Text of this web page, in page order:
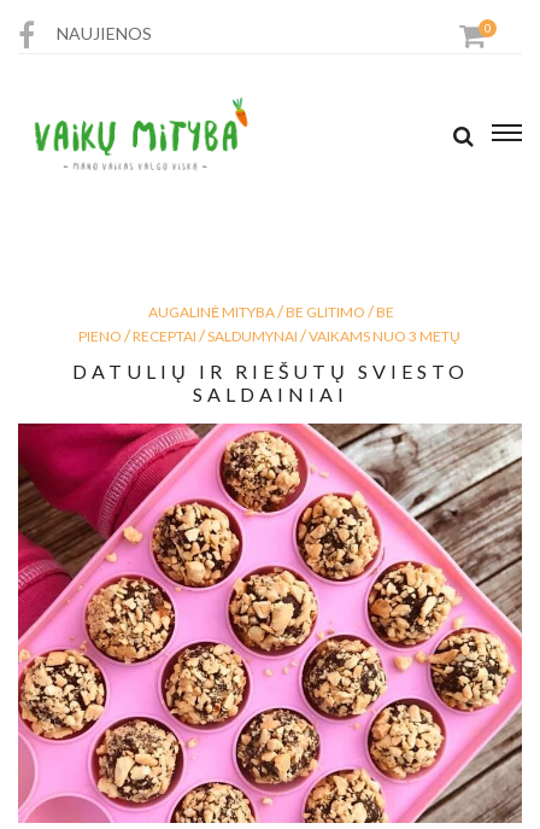
NAUJIENOS 0
KONTAKTAI
AUGALINĖ MITYBA/BE GLITIMO /BE
PIENO /RECEPTAI /SALDUMYNAI /VAIKAMS NUO 3 METŲ
DATULIŲ IR RIEŠUTŲ SVIESTO
SALDAINIAI